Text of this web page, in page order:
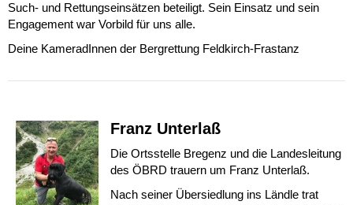
Such- und Rettungseinsätzen beteiligt. Sein Einsatz und sein
Engagement war Vorbild für uns alle.
Deine KameradInnen der Bergrettung Feldkirch-Frastanz
Franz Unterlaß
Die Ortsstelle Bregenz und die Landesleitung
des ÖBRD trauern um Franz Unterlaß.
Nach seiner Übersiedlung ins Ländle trat